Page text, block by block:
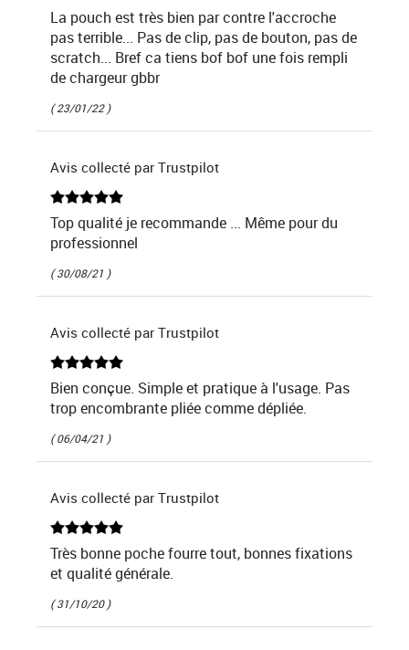
La pouch est très bien par contre l'accroche
pas terrible... Pas de clip, pas de bouton, pas de
scratch... Bref ca tiens bof bof une fois rempli
de chargeur gbbr
( 23/01/22 )
Avis collecté par Trustpilot
Top qualité je recommande ... Même pour du
professionnel
( 30/08/21 )
Avis collecté par Trustpilot
Bien conçue. Simple et pratique à l'usage. Pas
trop encombrante pliée comme dépliée.
( 06/04/21 )
Avis collecté par Trustpilot
Très bonne poche fourre tout, bonnes fixations
et qualité générale.
( 31/10/20 )